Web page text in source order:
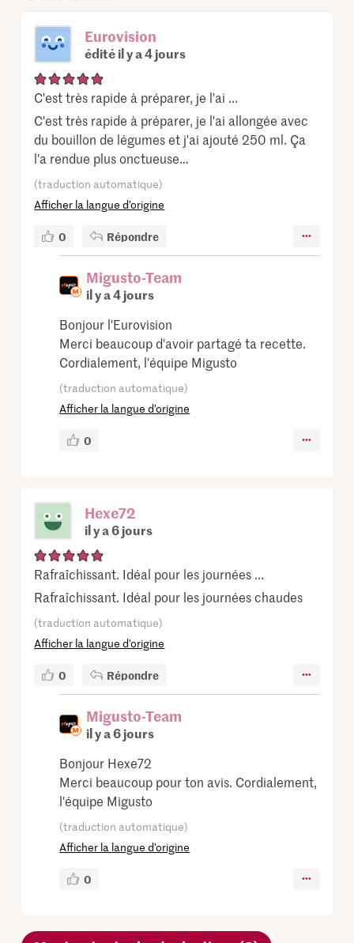
Eurovision
édité il y a 4 jours
C'est très rapide à préparer, je l'ai ...
C'est très rapide à préparer, je l'ai allongée avec
du bouillon de légumes et j'ai ajouté 250 ml. Ça
l'a rendue plus onctueuse…
(traduction automatique)
Afficher la langue d’origine
0 Répondre
Migusto-Team
il y a 4 jours
Bonjour l'Eurovision
Merci beaucoup d'avoir partagé ta recette.
Cordialement, l'équipe Migusto
(traduction automatique)
Afficher la langue d’origine
0
Hexe72
il y a 6 jours
Rafraîchissant. Idéal pour les journées ...
Rafraîchissant. Idéal pour les journées chaudes
(traduction automatique)
Afficher la langue d’origine
0 Répondre
Migusto-Team
il y a 6 jours
Bonjour Hexe72
Merci beaucoup pour ton avis. Cordialement,
l'équipe Migusto
(traduction automatique)
Afficher la langue d’origine
0